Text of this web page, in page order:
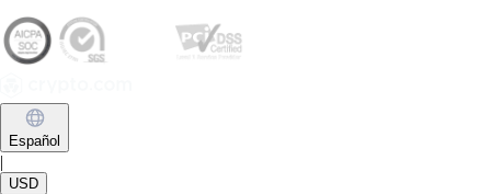
Español
|
USD